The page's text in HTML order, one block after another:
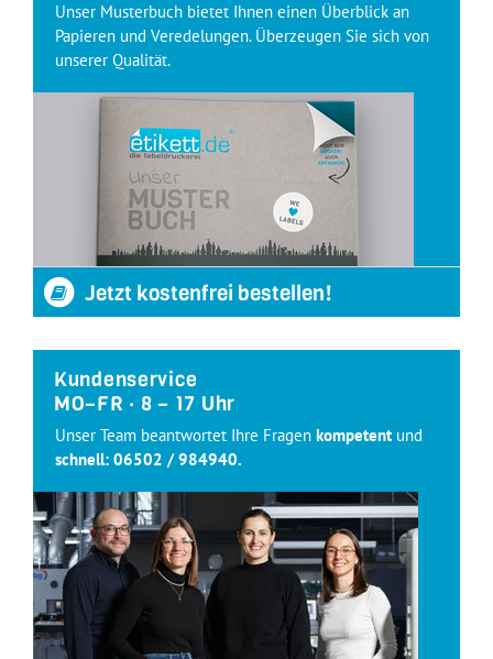
Unser Musterbuch bietet Ihnen einen Überblick an
Papieren und Veredelungen. Überzeugen Sie sich von
unserer Qualität.
Jetzt kostenfrei bestellen!
Kundenservice
MO–FR · 8 – 17 Uhr
Unser Team beantwortet Ihre Fragen kompetent und
schnell: 06502 / 984940.